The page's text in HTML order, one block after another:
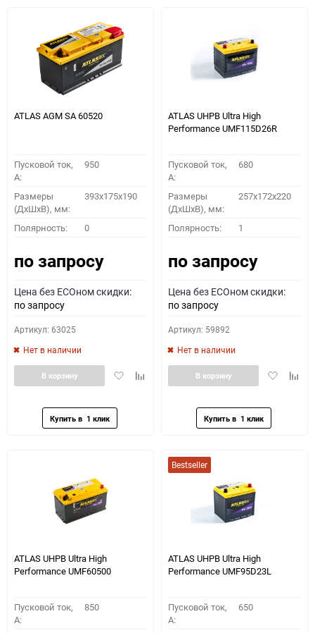
ATLAS AGM SA 60520
Пусковой ток,
A:
950
Размеры
(ДхШхВ), мм:
393x175x190
Полярность: 0
по запросу
Цена без ECOном скидки:
по запросу
Артикул: 63025
Нет в наличии
ДобавитьДобавить
В корзину
ATLAS UHPB Ultra High
Performance UMF115D26R
Пусковой ток,
A:
680
Размеры
(ДхШхВ), мм:
257x172x220
Полярность: 1
по запросу
Цена без ECOном скидки:
по запросу
Артикул: 59892
Нет в наличии
Добавить
В корзину
ATLAS UHPB Ultra High
Performance UMF60500
Пусковой ток,
A:
850
Bestseller
ATLAS UHPB Ultra High
Performance UMF95D23L
Пусковой ток,
A:
650